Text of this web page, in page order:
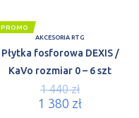
PROMO
AKCESORIA RTG
Płytka fosforowa DEXIS /
KaVo rozmiar 0 – 6 szt
1 440zł
1 380 zł